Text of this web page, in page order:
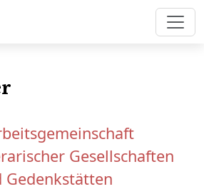
Gesellschaften
Gedenkstätten